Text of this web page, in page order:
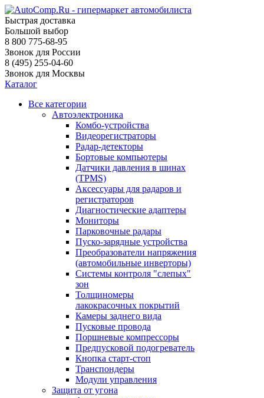
Быстрая доставка
Большой выбор
8 800 775-68-95
Звонок для России
8 (495) 255-04-60
Звонок для Москвы
Каталог
Все категории
Автоэлектроника
Комбо-устройства
Видеорегистраторы
Радар-детекторы
Бортовые компьютеры
Датчики давления в шинах
(TPMS)
Аксессуары для радаров и
регистраторов
Диагностические адаптеры
Мониторы
Парковочные радары
Пуско-зарядные устройства
Преобразователи напряжения
(автомобильные инверторы)
Системы контроля "слепых"
зон
Толщиномеры
лакокрасочных покрытий
Камеры заднего вида
Пусковые провода
Поршневые компрессоры
Предпусковой подогреватель
Кнопка старт-стоп
Транспондеры
Модули управления
Защита от угона